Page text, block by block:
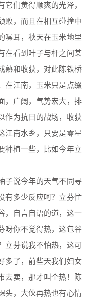
们黄得顺爽的光泽，
败，而且在相互碰撞中
噪耳，秋天在玉米地里
在看到叶子与杆之间某
熟和收获，对此陈铁桥
在江南，玉米只是点缀
，广阔，气势宏大，排
作为抗日的战场，收获
江南水乡，只要是零星
种植一些，比如今年立
子说今年的天气不同寻
有多少反应呵？立芬忙
，自言自语的道，这一
呀你不觉得热，这包谷
立芬说我不怕热，这可
多了，前些天我们妇女
去卖，那才叫个热！陈
头，大伙再热也有心情